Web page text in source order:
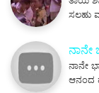
ಸಲಹು
ನಾನೇ
ನಾನೇ
ಆನಂದ